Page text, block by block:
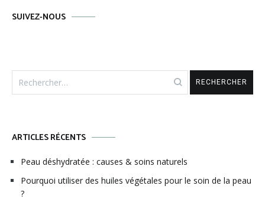
SUIVEZ-NOUS
Rechercher :
ARTICLES RÉCENTS
Peau déshydratée : causes & soins naturels
Pourquoi utiliser des huiles végétales pour le soin de la peau
?